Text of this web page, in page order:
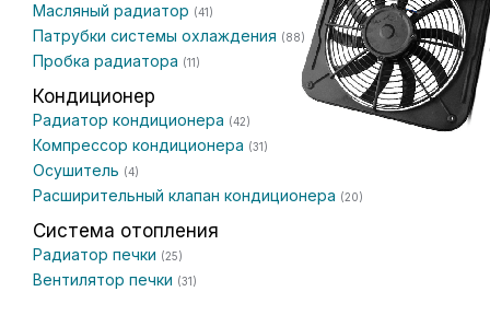
Масляный радиатор (41)
Патрубки системы охлаждения (88)
Пробка радиатора (11)
Кондиционер
Радиатор кондиционера (42)
Компрессор кондиционера (31)
Осушитель (4)
Расширительный клапан кондиционера (20)
Система отопления
Радиатор печки (25)
Вентилятор печки (31)